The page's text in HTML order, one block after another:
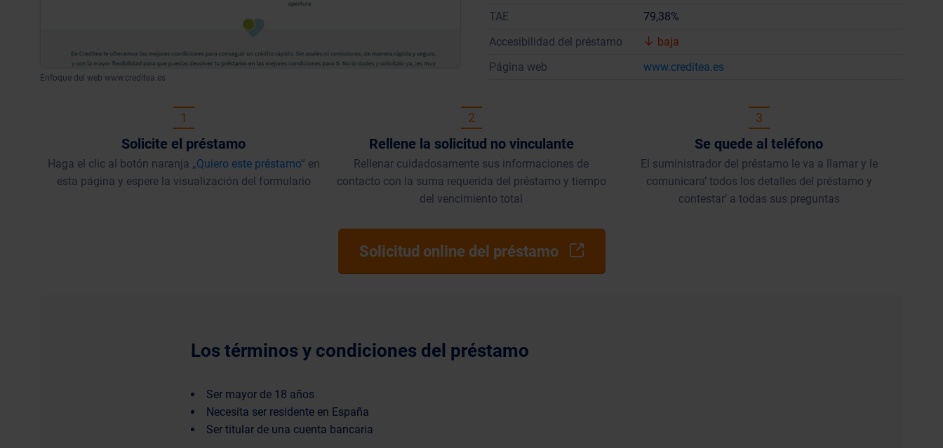
Enfoque del web www.creditea.es
TAE
79,38%
Accesibilidad del préstamo
baja
Página web
www.creditea.es
1
Solicite el préstamo
Haga el clic al botón naranja „Quiero este préstamo“ en
esta página y espere la visualización del formulario
2
Rellene la solicitud no vinculante
Rellenar cuidadosamente sus informaciones de
contacto con la suma requerida del préstamo y tiempo
del vencimiento total
3
Se quede al teléfono
El suministrador del préstamo le va a llamar y le
comunicara’ todos los detalles del préstamo y
contestar’ a todas sus preguntas
Solicitud online del préstamo
Los términos y condiciones del préstamo
Ser mayor de 18 años
Necesita ser residente en España
Ser titular de una cuenta bancaria